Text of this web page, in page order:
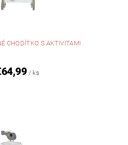
CHODÍTKO S AKTIVITAMI
/ ks